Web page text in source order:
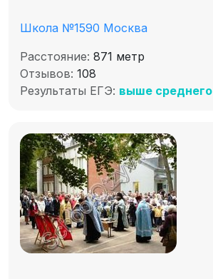
Школа №1590 Москва
Расстояние: 871 метр
Отзывов: 108
Результаты ЕГЭ: выше среднего